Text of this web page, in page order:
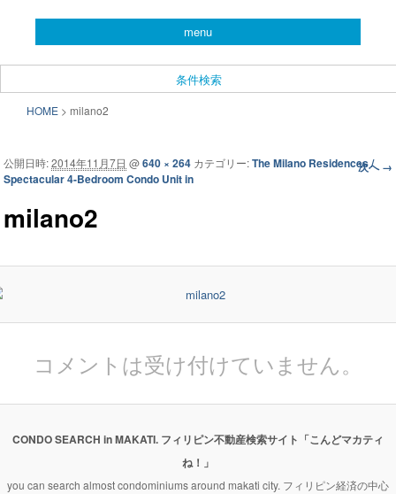
CONDO SEARCH in MAKATI.
フィリピン不動産検索サイト
you can search almost condominiums around makati city. フィリピン経済の
中心地マカティ周辺の不動産投資情報です。
menu
条件検索
メインコンテンツへ移動
サブコンテンツへ移動
HOME > milano2
画像ナビ
次へ →
milano2
公開日時: 2014年11月7日 @640 × 264 カテゴリー:The Milano Residences /
Spectacular 4-Bedroom Condo Unit in
コメントは受け付けていません。
CONDO SEARCH in MAKATI. フィリピン不動産検索サイト「こんどマカティ
ね！」
you can search almost condominiums around makati city. フィリピン経済の中心